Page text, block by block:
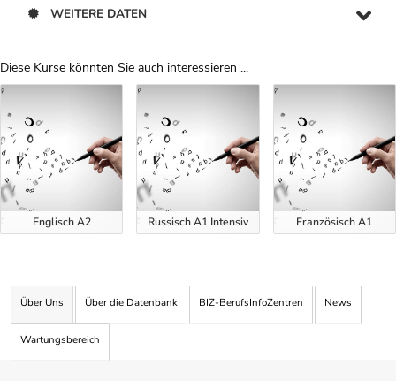
WEITERE DATEN
Diese Kurse könnten Sie auch interessieren ...
Uber Weiterbildungsvorschläge
Englisch A2 Russisch A1 Intensiv Französisch A1
Über Uns Über die Datenbank BIZ-BerufsInfoZentren News
Wartungsbereich